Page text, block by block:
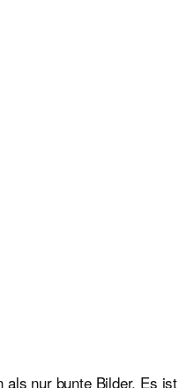
als nur bunte Bilder. Es ist